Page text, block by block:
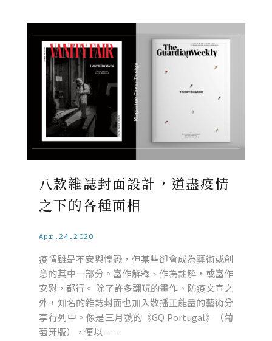
八款雜誌封面設計，道盡疫情
之下的各種面相
Apr.24.2020
疫情雖是不安與惶恐，但某些卻會成為藝術或創
意的其中一部分。當作解釋、作為註解，或當作
安慰，都行。 除了許多翻玩的畫作、防疫文宣之
外，知名的雜誌封面也加入散播正能量的藝術分
享行列中。像是三月號的《GQ Portugal》（葡
萄牙版），便以 ……